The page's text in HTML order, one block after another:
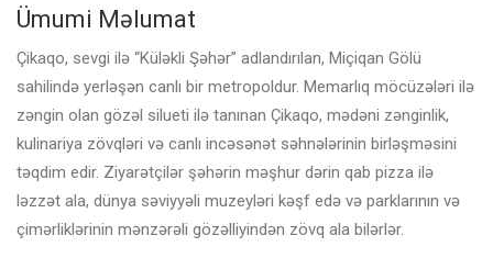
Ümumi Məlumat
Çikaqo, sevgi ilə “Küləkli Şəhər” adlandırılan, Miçiqan Gölü
sahilində yerləşən canlı bir metropoldur. Memarlıq möcüzələri ilə
zəngin olan gözəl silueti ilə tanınan Çikaqo, mədəni zənginlik,
kulinariya zövqləri və canlı incəsənət səhnələrinin birləşməsini
təqdim edir. Ziyarətçilər şəhərin məşhur dərin qab pizza ilə
ləzzət ala, dünya səviyyəli muzeyləri kəşf edə və parklarının və
çimərliklərinin mənzərəli gözəlliyindən zövq ala bilərlər.